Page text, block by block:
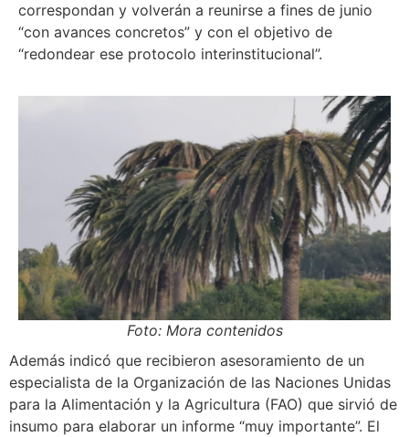
correspondan y volverán a reunirse a fines de junio
“con avances concretos” y con el objetivo de
“redondear ese protocolo interinstitucional”.
Foto: Mora contenidos
Además indicó que recibieron asesoramiento de un
especialista de la Organización de las Naciones Unidas
para la Alimentación y la Agricultura (FAO) que sirvió de
insumo para elaborar un informe “muy importante”. El